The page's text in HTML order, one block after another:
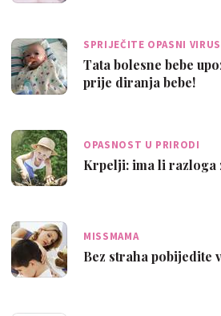
SPRIJEČITE OPASNI VIRUS
Tata bolesne bebe
prije diranja bebe!
OPASNOST U PRIRODI
Krpelji: ima li razloga
MISSMAMA
Bez straha pobijedite